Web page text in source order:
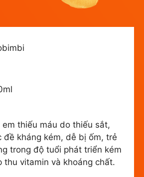
em thiếu máu do thiếu sắt,
đề kháng kém, dễ bị ốm, trẻ
trong độ tuổi phát triển kém
thu vitamin và khoáng chất.